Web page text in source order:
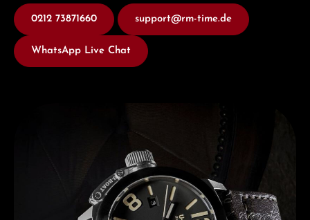
0212 73871660 support@rm-time.de
WhatsApp Live Chat